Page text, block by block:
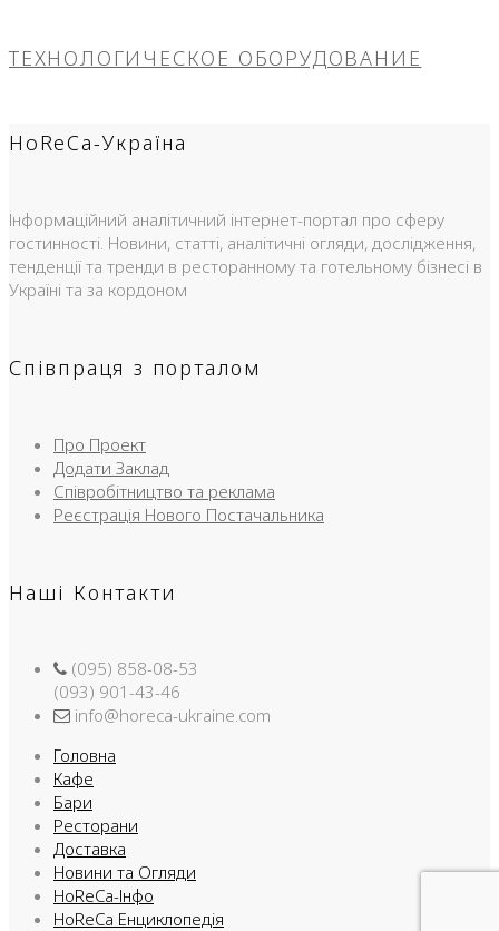
ТЕХНОЛОГИЧЕСКОЕ ОБОРУДОВАНИЕ
HoReCa-Україна
Інформаційний аналітичний інтернет-портал про сферу
гостинності. Новини, статті, аналітичні огляди, дослідження,
тенденції та тренди в ресторанному та готельному бізнесі в
Україні та за кордоном
Співпраця з порталом
Про Проект
Додати Заклад
Співробітництво та реклама
Реєстрація Нового Постачальника
Наші Контакти
(095) 858-08-53
(093) 901-43-46
info@horeca-ukraine.com
Головна
Кафе
Бари
Ресторани
Доставка
Новини та Огляди
HoReCa-Інфо
HoReCa Енциклопедія